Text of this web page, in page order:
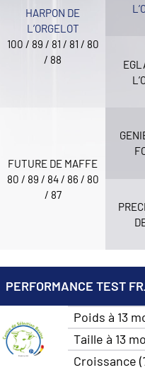
HARPON DE
L’ORGELOT
100 / 89 / 81 / 81 / 80
/ 88
FUTURE DE MAFFE
80 / 89 / 84 / 86 / 80
/ 87
PERFORMANCE TEST
Poids à 13
Taille à 13
Croissance